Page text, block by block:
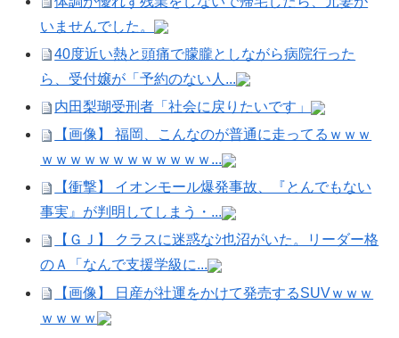
いませんでした。
40度近い熱と頭痛で朦朧としながら病院行った
ら、受付嬢が「予約のない人...
内田梨瑚受刑者「社会に戻りたいです」
【画像】 福岡、こんなのが普通に走ってるｗｗｗ
ｗｗｗｗｗｗｗｗｗｗｗｗ...
【衝撃】 イオンモール爆発事故、『とんでもない
事実』が判明してしまう・...
【ＧＪ】 クラスに迷惑なｼ也沼がいた。リーダー格
のＡ「なんで支援学級に...
【画像】 日産が社運をかけて発売するSUVｗｗｗ
ｗｗｗｗ